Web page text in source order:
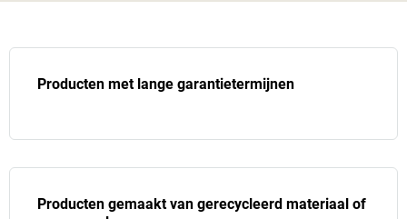
Producten met lange garantietermijnen
Producten gemaakt van gerecycleerd materiaal of